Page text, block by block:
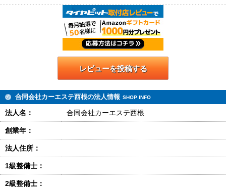
レビューを投稿する
合同会社カーエステ西根の法人情報 SHOP INFO
法人名： 合同会社カーエステ西根
創業年：
法人住所：
1級整備士：
2級整備士：